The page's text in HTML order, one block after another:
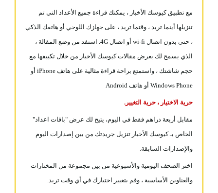
مع تطبيق كيوسك الأخبار ، يمكنك قراءة جميع الأعداد التي تم
تنزيلها أينما تريد ، وقتما تريد ، على جهازك اللوحي أو هاتفك الذكي
، حتى بدون اتصال wi-fi أو اتصال 4G. استفد من وضع المقالة ،
الذي يسمح لك بعرض مقالات كيوسك الأخبار من خلال تكييفها مع
حجم شاشتك ، واستمتع براحة قراءة مثالية على هاتف iPhone أو
Windows Phone أو هاتف Android
حرية الاختيار ، حرية التغيير.
مقابل أربعة دراهم فقط في اليوم، يتيح لك عرض "باقات اعداد"
الخاص بـ كيوسك الأخبار تنزيل جريدتك من بين إصدارات اليوم
والإصدارات السابقة.
اختر الصحف اليومية والأسبوعية من بين مجموعة من المختارات
والعناوين الأساسية ، وقم بتغيير اختيارك في أي وقت تريد.